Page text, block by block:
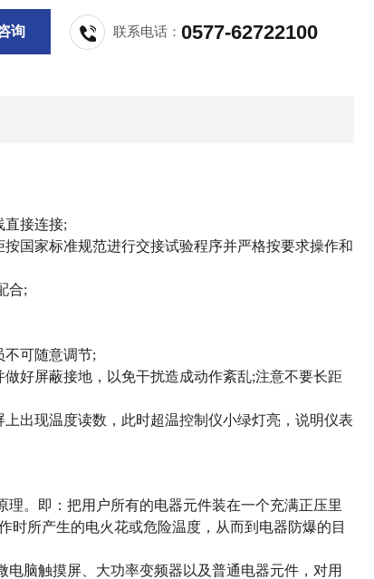
询 联系电话：0577-62722100
接连接;
国家标准规范进行交接试验程序并严格按要求操作和
合;
可随意调节;
好屏蔽接地，以免干扰造成动作紊乱;注意不要长距
出现温度读数，此时超温控制仪小绿灯亮，说明仪表
。即：把用户所有的电器元件装在一个充满正压里
所产生的电火花或危险温度，从而到电器防爆的目
脑触摸屏、大功率变频器以及普通电器元件，对用